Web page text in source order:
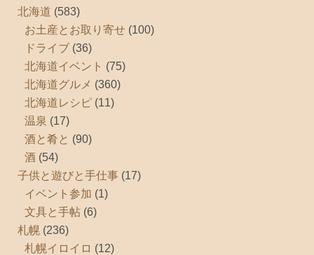
北海道 (583)
お土産とお取り寄せ (100)
ドライブ (36)
北海道イベント (75)
北海道グルメ (360)
北海道レシピ (11)
温泉 (17)
酒と肴と (90)
酒 (54)
子供と遊びと手仕事 (17)
イベント参加 (1)
文具と手帖 (6)
札幌 (236)
札幌イロイロ (12)